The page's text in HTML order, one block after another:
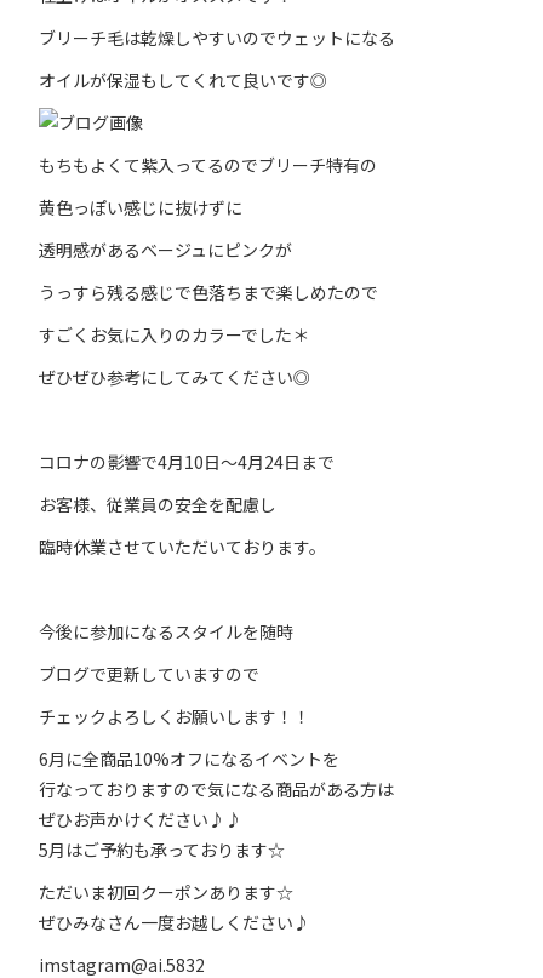
ブリーチ毛は乾燥しやすいのでウェットになる
オイルが保湿もしてくれて良いです◎
もちもよくて紫入ってるのでブリーチ特有の
黄色っぽい感じに抜けずに
透明感があるベージュにピンクが
うっすら残る感じで色落ちまで楽しめたので
すごくお気に入りのカラーでした＊
ぜひぜひ参考にしてみてください◎
コロナの影響で4月10日〜4月24日まで
お客様、従業員の安全を配慮し
臨時休業させていただいております。
今後に参加になるスタイルを随時
ブログで更新していますので
チェックよろしくお願いします！！
6月に全商品10%オフになるイベントを
行なっておりますので気になる商品がある方は
ぜひお声かけください♪♪
5月はご予約も承っております☆
ただいま初回クーポンあります☆
ぜひみなさん一度お越しください♪
imstagram@ai.5832